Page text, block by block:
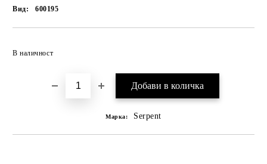
Вид: 600195
В наличност
Марка: Serpent